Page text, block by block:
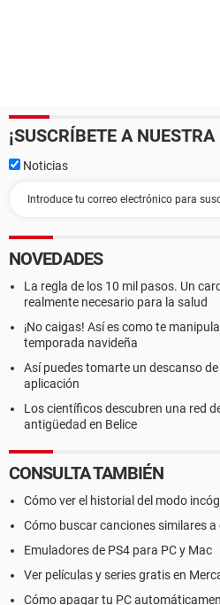
¡SUSCRÍBETE A
Noticias
NOVEDADES
La regla de los 10 mil pasos. Un
realmente necesario para la salud
¡No caigas! Así es como te
temporada navideña
Así puedes tomarte un descanso
aplicación
Los científicos descubren una red
antigüedad en Belice
CONSULTA TAMBIÉN
Cómo ver el historial del modo
Cómo buscar canciones similares
Emuladores de PS4 para PC y Mac
Ver películas y series gratis en
Cómo apagar tu PC